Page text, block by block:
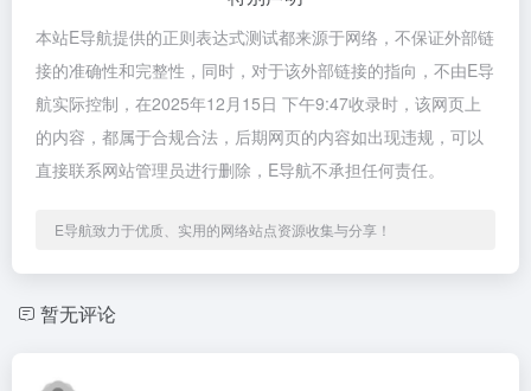
本站E导航提供的正则表达式测试都来源于网络，不保证外部链
接的准确性和完整性，同时，对于该外部链接的指向，不由E导
航实际控制，在2025年12月15日 下午9:47收录时，该网页上
的内容，都属于合规合法，后期网页的内容如出现违规，可以
直接联系网站管理员进行删除，E导航不承担任何责任。
E导航致力于优质、实用的网络站点资源收集与分享！
暂无评论